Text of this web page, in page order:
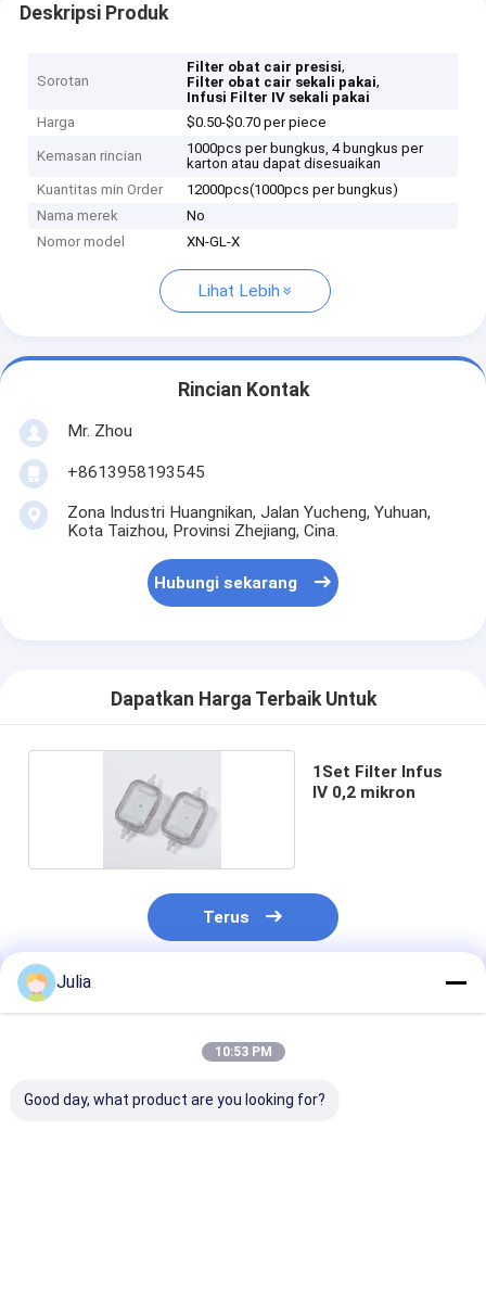
Deskripsi Produk
Sorotan
Filter obat cair presisi,
Filter obat cair sekali pakai,
Infusi Filter IV sekali pakai
Harga
$0.50-$0.70 per piece
Kemasan rincian
1000pcs per bungkus, 4 bungkus per
karton atau dapat disesuaikan
Kuantitas min Order
12000pcs(1000pcs per bungkus)
Nama merek
No
Nomor model
XN-GL-X
Lihat Lebih
Rincian Kontak
Mr. Zhou
+8613958193545
Zona Industri Huangnikan, Jalan Yucheng, Yuhuan,
Kota Taizhou, Provinsi Zhejiang, Cina.
Hubungi sekarang
Dapatkan Harga Terbaik Untuk
1Set Filter Infus
IV 0,2 mikron
Terus
Rekomendasi Produk
Julia
10:53 PM
Good day, what product are you looking for?